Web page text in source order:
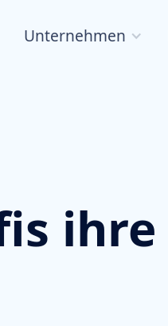
Unternehmen
ihre